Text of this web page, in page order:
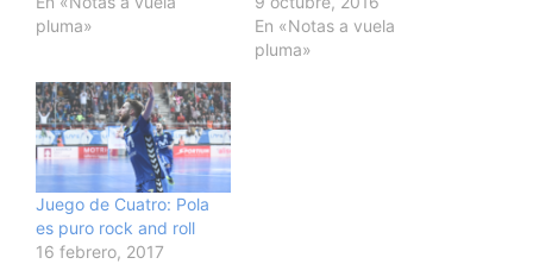
pluma»
En «Notas a vuela
pluma»
Juego de Cuatro: Pola
es puro rock and roll
16 febrero, 2017